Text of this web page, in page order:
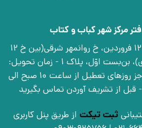
مرکز شهر کباب و کتاب
تهران، خ انقلاب، خ 12 فروردین، خ روانمهر شرقی(بین خ 12
فروردین و خ فخر رازی)، بن‌بست اوّل، پلاک 1 - زمان تحویل:
شنبه تا چهارشنبه به جز روزهای تعطیل از ساعت 10 صبح الی
ثبت تیکت از طریق پنل کاربری